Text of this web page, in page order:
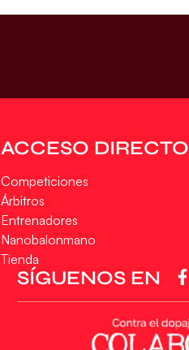
ACCESO DIRECTO
Competiciones
Árbitros
Entrenadores
Nanobalonmano
Tienda
SÍGUENOS EN